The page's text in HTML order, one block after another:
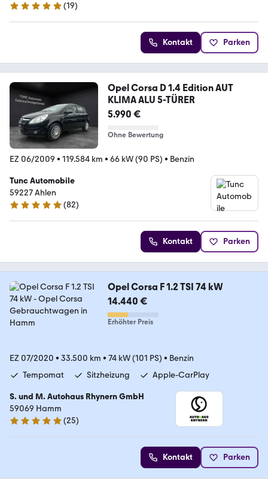
5 Sterne
(19)
Kontakt Parken
Opel Corsa D 1.4 Edition AUT
KLIMA ALU 5-TÜRER
5.990 €
Ohne Bewertung
EZ 06/2009 • 119.584 km • 66 kW (90 PS) • Benzin
Tunc Automobile
59227 Ahlen
5 Sterne
(82)
Kontakt Parken
Opel Corsa F 1.2 TSI 74 kW
14.440 €
Erhöhter Preis
EZ 07/2020 • 33.500 km • 74 kW (101 PS) • Benzin
Tempomat
Sitzheizung Apple-CarPlay
S. und M. Autohaus Rhynern GmbH
59069 Hamm
5 Sterne
(25)
Kontakt Parken